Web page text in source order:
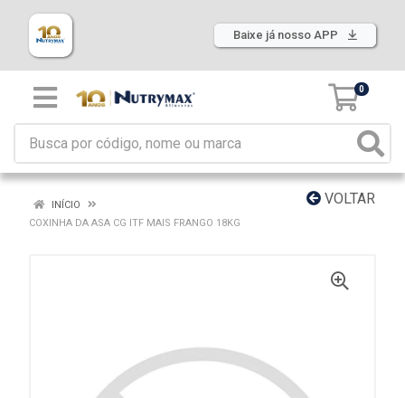
Baixe já nosso APP
0
VOLTAR
INÍCIO
COXINHA DA ASA CG ITF MAIS FRANGO 18KG